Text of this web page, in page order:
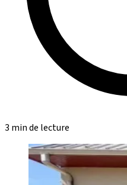
3 min de lecture